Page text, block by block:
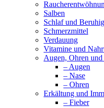
Salben
Schlaf und
Schmerzmittel
Verdauung
Vitamine und
Augen, Ohren und
– Augen
– Nase
– Ohren
Erkältung und
– Fieber